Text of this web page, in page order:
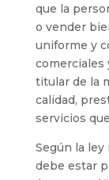
que la
o vender
uniforme y
comerciales
titular de la
calidad,
servicios
Según la ley
debe estar